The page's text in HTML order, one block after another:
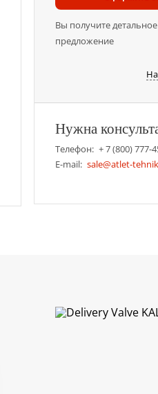
Вы получите
предложение
Нужна
Телефон: + 7 (800) 777-
E-mail: sale@atlet-